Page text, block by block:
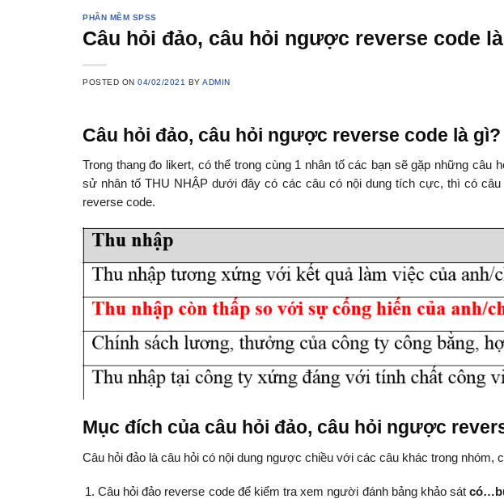
PHẦN MỀM SPSS
Câu hỏi đảo, câu hỏi ngược reverse code
POSTED ON04/02/2021 BYADMIN
Câu hỏi đảo, câu hỏi ngược reverse code là gì?
Trong thang đo likert, có thể trong cùng 1 nhân tố các bạn sẽ gặp những câu
sử nhân tố THU NHẬP dưới đây có các câu có nội dung tích cực, thì có
reverse code.
Mục đích của câu hỏi đảo, câu hỏi ngược
Câu hỏi đảo là câu hỏi có nội dung ngược chiều với các câu khác trong nhóm,
Câu hỏi đảo reverse code để kiểm tra xem người đánh bảng khảo sát